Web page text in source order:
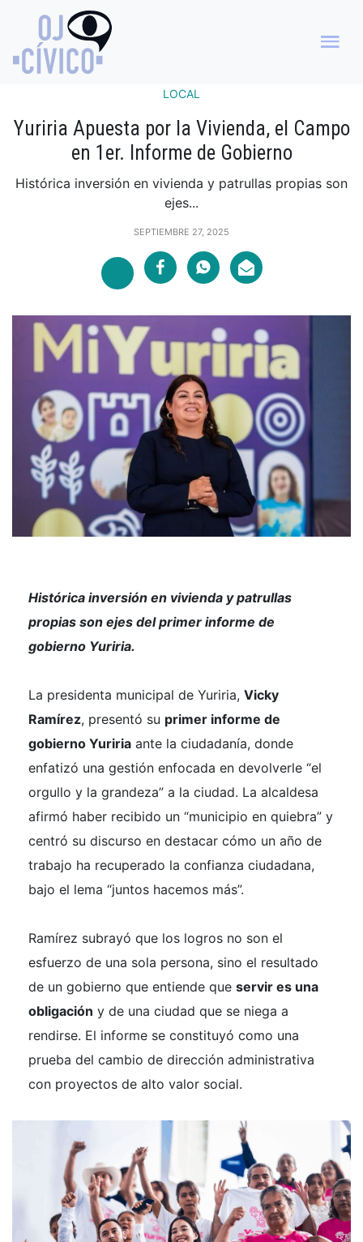
LOCAL
Yuriria Apuesta por la Vivienda, el Campo
en 1er. Informe de Gobierno
Histórica inversión en vivienda y patrullas propias son
ejes...
SEPTIEMBRE 27, 2025
Histórica inversión en vivienda y patrullas
propias son ejes del primer informe de
gobierno Yuriria.
La presidenta municipal de Yuriria, Vicky
Ramírez, presentó su primer informe de
gobierno Yuriria ante la ciudadanía, donde
enfatizó una gestión enfocada en devolverle “el
orgullo y la grandeza” a la ciudad. La alcaldesa
afirmó haber recibido un “municipio en quiebra” y
centró su discurso en destacar cómo un año de
trabajo ha recuperado la confianza ciudadana,
bajo el lema “juntos hacemos más”.
Ramírez subrayó que los logros no son el
esfuerzo de una sola persona, sino el resultado
de un gobierno que entiende que servir es una
obligación y de una ciudad que se niega a
rendirse. El informe se constituyó como una
prueba del cambio de dirección administrativa
con proyectos de alto valor social.